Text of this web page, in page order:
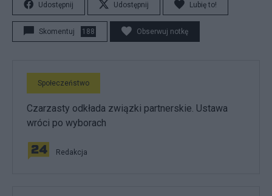
Udostępnij Udostępnij Lubię to!
Skomentuj 188 Obserwuj notkę
Społeczeństwo
Czarzasty odkłada związki partnerskie. Ustawa
wróci po wyborach
Redakcja